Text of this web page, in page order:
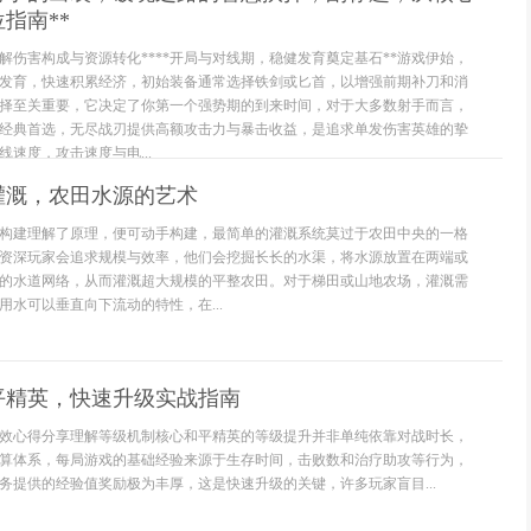
指南**
伤害构成与资源转化****开局与对线期，稳健发育奠定基石**游戏伊始，
育，快速积累经济，初始装备通常选择铁剑或匕首，以增强前期补刀和消
至关重要，它决定了你第一个强势期的到来时间，对于大多数射手而言，
典首选，无尽战刃提供高额攻击力与暴击收益，是追求单发伤害英雄的挚
速度，攻击速度与电...
，农田水源的艺术
建理解了原理，便可动手构建，最简单的灌溉系统莫过于农田中央的一格
深玩家会追求规模与效率，他们会挖掘长长的水渠，将水源放置在两端或
水道网络，从而灌溉超大规模的平整农田。对于梯田或山地农场，灌溉需
水可以垂直向下流动的特性，在...
精英，快速升级实战指南
心得分享理解等级机制核心和平精英的等级提升并非单纯依靠对战时长，
体系，每局游戏的基础经验来源于生存时间，击败数和治疗助攻等行为，
提供的经验值奖励极为丰厚，这是快速升级的关键，许多玩家盲目...